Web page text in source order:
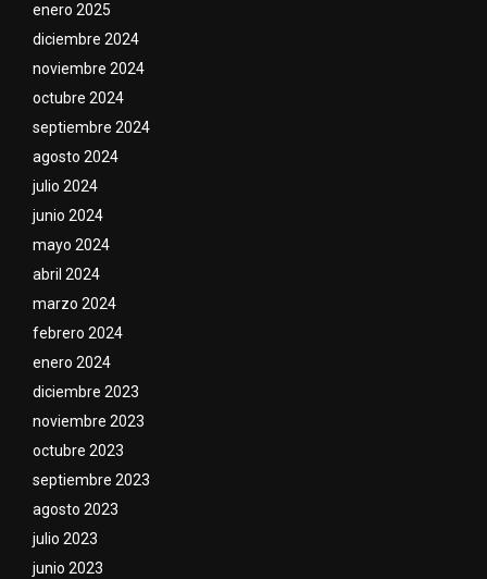
enero 2025
diciembre 2024
noviembre 2024
octubre 2024
septiembre 2024
agosto 2024
julio 2024
junio 2024
mayo 2024
abril 2024
marzo 2024
febrero 2024
enero 2024
diciembre 2023
noviembre 2023
octubre 2023
septiembre 2023
agosto 2023
julio 2023
junio 2023